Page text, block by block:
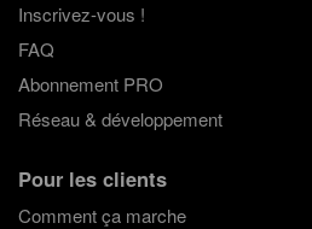
Inscrivez-vous !
FAQ
Abonnement PRO
Réseau & développement
Pour les clients
Comment ça marche